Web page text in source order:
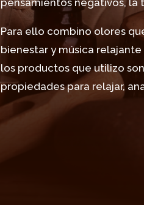
pensamientos negativos, la
Para ello combino olores
bienestar y música
los productos que utilizo
propiedades para relajar,